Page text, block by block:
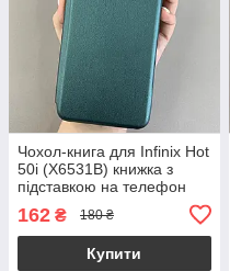
Чохол-книга для Infinix Hot
50i (X6531B) книжка з
підставкою на телефон
зелена stn
162 ₴ 180 ₴
Купити